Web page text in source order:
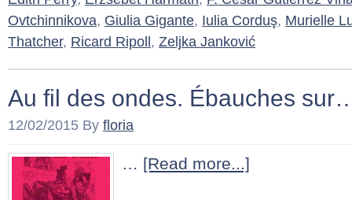
Ovtchinnikova, Giulia Gigante, Iulia Corduş, Murielle
Thatcher, Ricard Ripoll , Zeljka Janković
Au fil des ondes. Ébauches
12/02/2015 By floria
… [Read more...]